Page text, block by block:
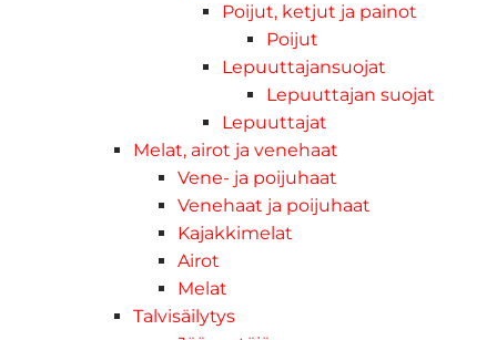
Poijut, ketjut ja painot
Poijut
Lepuuttajansuojat
Lepuuttajan suojat
Lepuuttajat
Melat, airot ja venehaat
Vene- ja poijuhaat
Venehaat ja poijuhaat
Kajakkimelat
Airot
Melat
Talvisäilytys